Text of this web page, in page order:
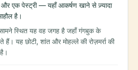
और एक पेस्ट्री — यहाँ आकर्षण खाने से ज़्यादा
है।
स्थित यह वह जगह है जहाँ गंगबुक के
हैं। यह छोटी, शांत और मोहल्ले की रोज़मर्रा की